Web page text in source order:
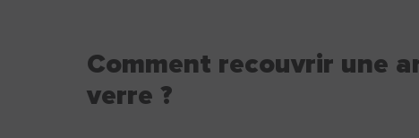
Comment recouvrir une
verre ?